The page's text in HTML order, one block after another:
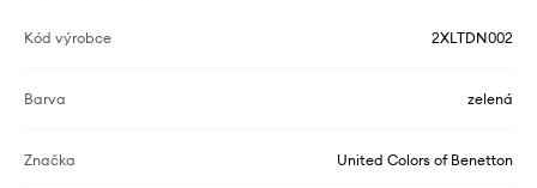
Kód výrobce 2XLTDN002
Barva zelená
Značka United Colors of Benetton